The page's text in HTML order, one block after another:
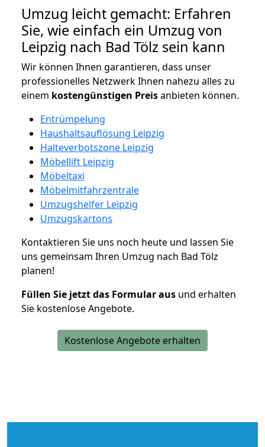
Umzug leicht gemacht: Erfahren
Sie, wie einfach ein Umzug von
Leipzig nach Bad Tölz sein kann
Wir können Ihnen garantieren, dass unser
professionelles Netzwerk Ihnen nahezu alles zu
einem kostengünstigen Preisanbieten können.
Entrümpelung
Haushaltsauflösung Leipzig
Halteverbotszone Leipzig
Möbellift Leipzig
Möbeltaxi
Möbelmitfahrzentrale
Umzugshelfer Leipzig
Umzugskartons
Kontaktieren Sie uns noch heute und lassen Sie
uns gemeinsam Ihren Umzug nach Bad Tölz
planen!
Füllen Sie jetzt das Formular aus und erhalten
Sie kostenlose Angebote.
Kostenlose Angebote erhalten